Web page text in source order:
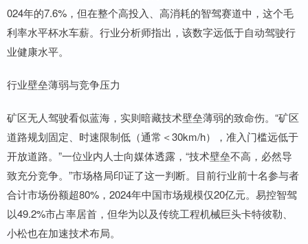
024年的7.6%，但在整个高投入、高消耗的智驾赛道中，这个毛
利率水平杯水车薪。行业分析师指出，该数字远低于自动驾驶行
业健康水平。
行业壁垒薄弱与竞争压力
矿区无人驾驶看似蓝海，实则暗藏技术壁垒薄弱的致命伤。“矿区
道路规划固定、时速限制低（通常＜30km/h），准入门槛远低于
开放道路。”一位业内人士向媒体透露，“技术壁垒不高，必然导
致充分竞争。”市场格局印证了这一判断。目前行业前十名参与者
合计市场份额超80%，2024年中国市场规模仅20亿元。易控智驾
以49.2%市占率居首，但华为以及传统工程机械巨头卡特彼勒、
小松也在加速技术布局。